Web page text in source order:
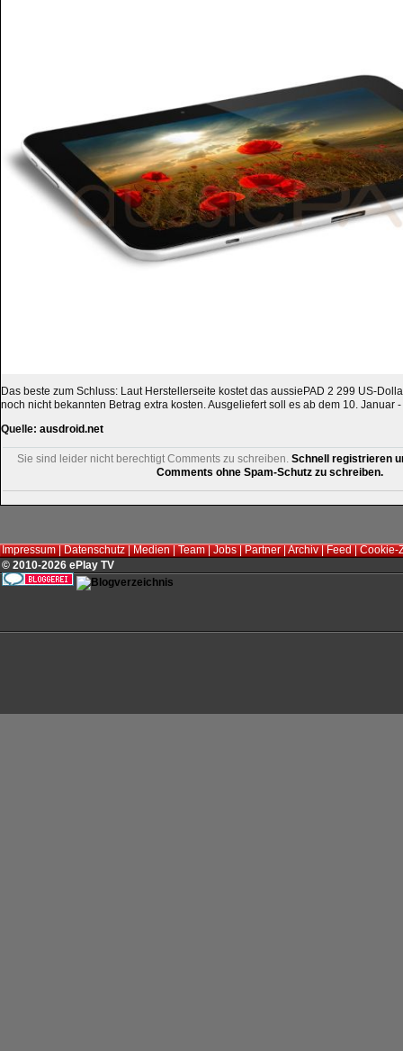
Das beste zum Schluss: Laut Herstellerseite kostet das aussiePAD 2 299 US-
noch nicht bekannten Betrag extra kosten. Ausgeliefert soll es ab dem 10. Januar
Quelle: ausdroid.net
Sie sind leider nicht berechtigt Comments zu schreiben. Schnell registrieren
Comments ohne Spam-Schutz zu schreiben.
Impressum|Datenschutz|Medien|Team|Jobs|Partner|Archiv|Feed|Cookie-
© 2010-2026 ePlay TV